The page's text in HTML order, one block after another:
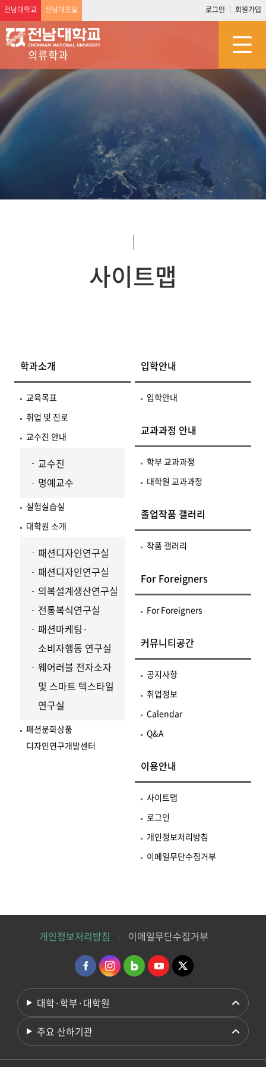
전남대학교 전남대포털 로그인 회원가입
의류학과
사이트맵
학과소개
교육목표
취업 및 진로
교수진 안내
교수진
명예교수
실험실습실
대학원 소개
패션디자인연구실
패션디자인연구실
의복설계생산연구실
전통복식연구실
패션마케팅·
소비자행동 연구실
웨어러블 전자소자
및 스마트 텍스타일
연구실
패션문화상품
디자인연구개발센터
입학안내
입학안내
교과과정 안내
학부 교과과정
대학원 교과과정
졸업작품 갤러리
작품 갤러리
For Foreigners
For Foreigners
커뮤니티공간
공지사항
취업정보
Calendar
Q&A
이용안내
사이트맵
로그인
개인정보처리방침
이메일무단수집거부
개인정보처리방침 이메일무단수집거부
대학·학부·대학원
주요 산하기관